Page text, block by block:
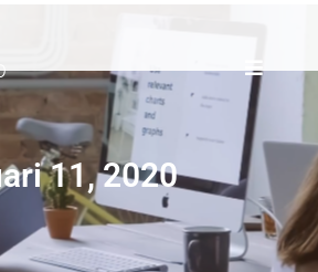
11, 2020